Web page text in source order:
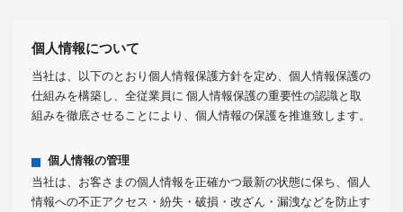
個人情報について
当社は、以下のとおり個人情報保護方針を定め、個人情報保護の
仕組みを構築し、全従業員に 個人情報保護の重要性の認識と取
組みを徹底させることにより、個人情報の保護を推進致します。
個人情報の管理
当社は、お客さまの個人情報を正確かつ最新の状態に保ち、個人
情報への不正アクセス・紛失・破損・改ざん・漏洩などを防止す